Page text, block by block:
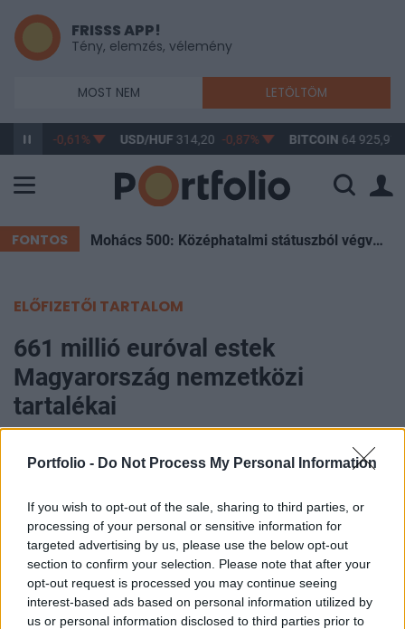
Portfolio - Do Not Process My Personal Information
If you wish to opt-out of the sale, sharing to third parties, or
processing of your personal or sensitive information for
targeted advertising by us, please use the below opt-out
section to confirm your selection. Please note that after your
opt-out request is processed you may continue seeing
interest-based ads based on personal information utilized by
us or personal information disclosed to third parties prior to
FRISSS APP!
Tény, elemzés, vélemény
MOST NEM LETÖLTÖM
363,17 -0,61% USD/HUF314,20 -0,87% BITCOIN64 925,91
FONTOS Mohács 500: Középhatalmi státuszból végvárország – Hogyan sodródott a Magyar Királyság a végzetébe?
ELŐFIZETŐI TARTALOM
661 millió euróval estek
Magyarország nemzetközi
tartalékai
Az előzetes augusztusi adatok szerint 661 millió
euróval 35,238 milliárd euróra estek
Magyarország nemzetközi tartalékai - közölte ma
reggel a magyar Nemzeti Bank. A friss tartalék
szint április vége óta a legalacsonyabbnak számít.